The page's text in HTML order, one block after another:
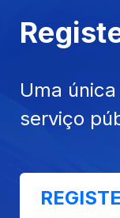
e Genesis Owusu.
Uma
serviço